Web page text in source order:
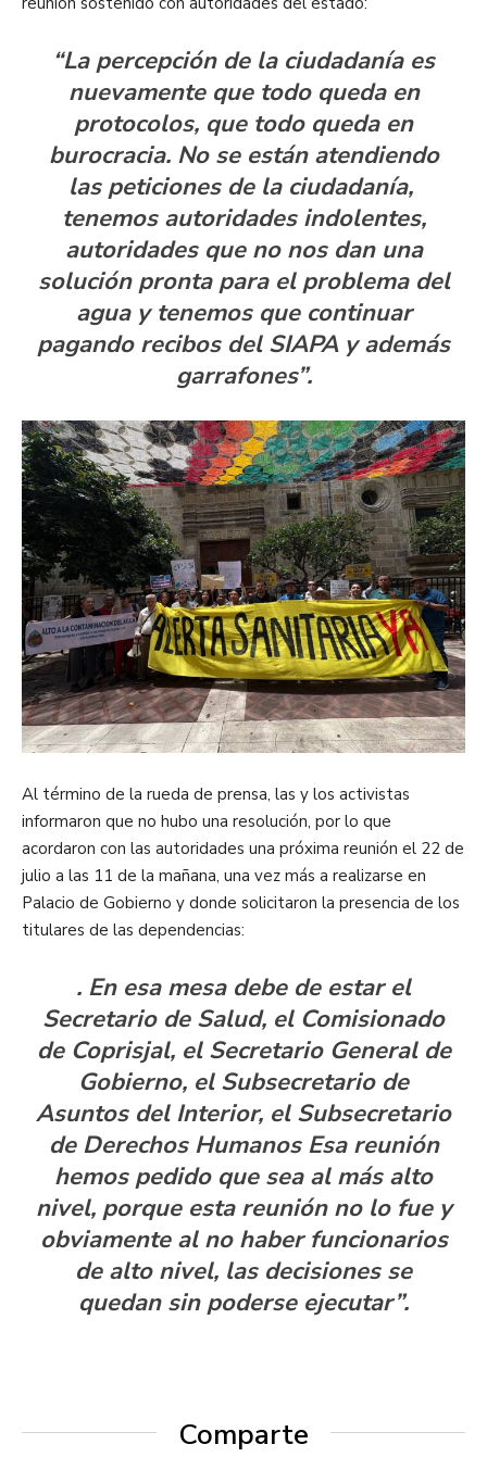
“La percepción de la ciudadanía es
nuevamente que todo queda en
protocolos, que todo queda en
burocracia. No se están atendiendo
las peticiones de la ciudadanía,
tenemos autoridades indolentes,
autoridades que no nos dan una
solución pronta para el problema del
agua y tenemos que continuar
pagando recibos del SIAPA y además
garrafones”.
Al término de la rueda de prensa, las y los activistas
informaron que no hubo una resolución, por lo que
acordaron con las autoridades una próxima reunión el 22 de
julio a las 11 de la mañana, una vez más a realizarse en
Palacio de Gobierno y donde solicitaron la presencia de los
titulares de las dependencias:
. En esa mesa debe de estar el
Secretario de Salud, el Comisionado
de Coprisjal, el Secretario General de
Gobierno, el Subsecretario de
Asuntos del Interior, el Subsecretario
de Derechos Humanos Esa reunión
hemos pedido que sea al más alto
nivel, porque esta reunión no lo fue y
obviamente al no haber funcionarios
de alto nivel, las decisiones se
quedan sin poderse ejecutar”.
Comparte